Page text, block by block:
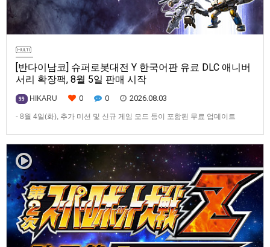
[반다이남코] 슈퍼로봇대전 Y 한국어판 유료 DLC 애니버
서리 확장팩, 8월 5일 판매 시작
99 HIKARU 0 0 2026.08.03
- 8월 4일(화), 추가 미션 및 신규 게임 모드 등이 포함된 무료 업데이트
Switch™, Steam®용 ‘슈퍼로봇대전 Y’(한국어판)의 유료 DLC ‘애니버서리
확장팩’을 2026년 …